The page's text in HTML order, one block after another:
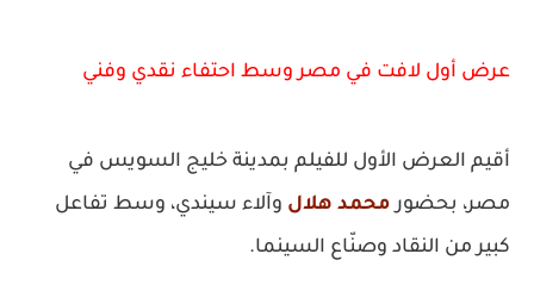
عرض أول لافت في مصر وسط احتفاء نقدي وفني
أقيم العرض الأول للفيلم بمدينة خليج السويس في
مصر، بحضور محمد هلال وآلاء سيندي، وسط تفاعل
كبير من النقاد وصنّاع السينما.